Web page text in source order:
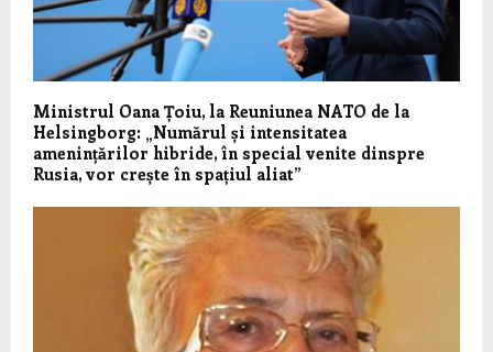
Ministrul Oana Țoiu, la Reuniunea NATO de la
Helsingborg: „Numărul și intensitatea
amenințărilor hibride, în special venite dinspre
Rusia, vor crește în spațiul aliat”